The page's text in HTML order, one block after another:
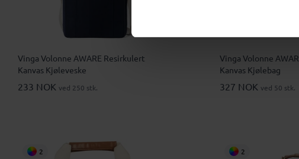
Vinga Volonne AWARE Resirkulert
Kanvas Kjøleveske
233 NOK ved 250 stk.
Vinga Volonne
Kanvas Kjølebag
327 NOK ved 50 stk.
2 2